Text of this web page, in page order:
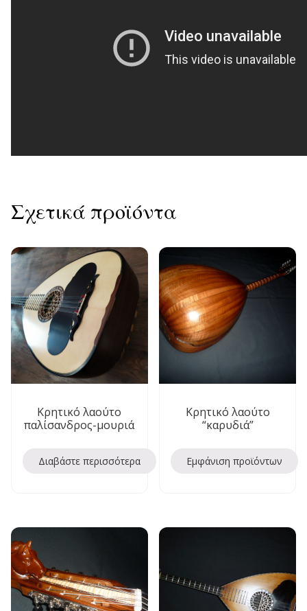
Σχετικά προϊόντα
Κρητικό λαούτο
παλίσανδρος-μουριά
Διαβάστε περισσότερα
Κρητικό λαούτο
“καρυδιά”
Εμφάνιση προϊόντων